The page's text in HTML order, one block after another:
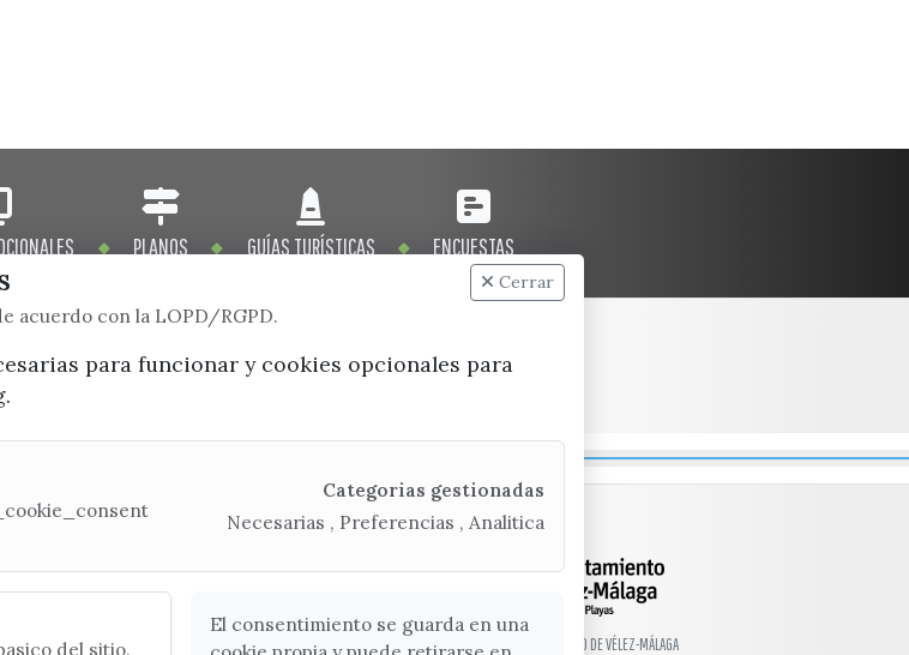
PLANOS GUÍAS TURÍSTICAS ENCUESTAS
952 541 104
© EXCMO. AYUNTAMIENTO DE VÉLEZ-MÁLAGA
acuerdo con la LOPD/RGPD.
Cerrar
para funcionar y cookies opcionales para
Categorias gestionadas
Necesarias , Preferencias , Analitica
del sitio.
El consentimiento se guarda en una